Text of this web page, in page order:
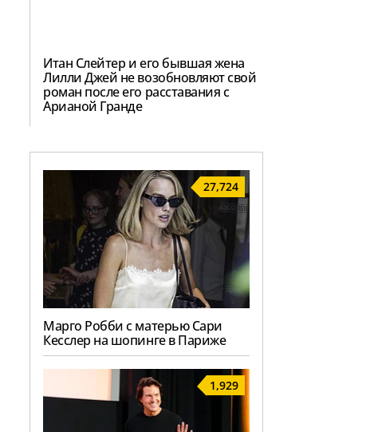
Итан Слейтер и его бывшая жена
Лилли Джей не возобновляют свой
роман после его расставания с
Арианой Гранде
27,724
Марго Робби с матерью Сари
Кесслер на шопинге в Париже
1,929